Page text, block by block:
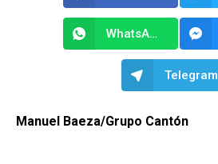
WhatsApp
Telegram
Manuel Baeza/Grupo Cantón